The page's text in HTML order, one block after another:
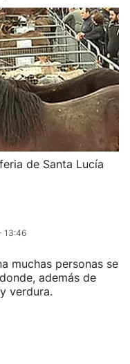
de Santa Lucía
13:46
muchas personas se
además de
verdura.